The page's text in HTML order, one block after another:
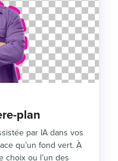
plan
par IA dans vos
qu’un fond vert. À
choix ou l’un des